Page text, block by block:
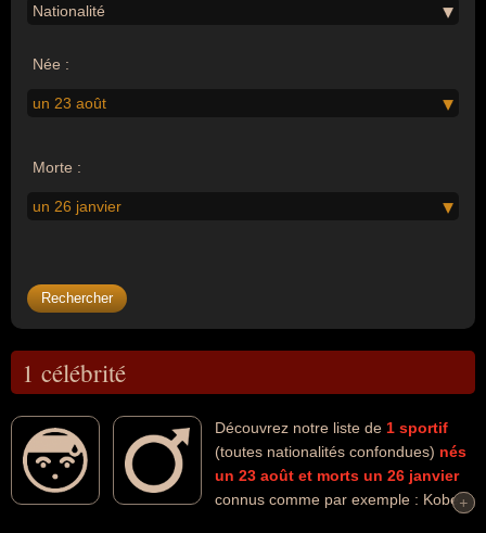
Nationalité
Née :
un 23 août
Morte :
un 26 janvier
1 célébrité
Découvrez notre liste de 1 sportif
(toutes nationalités confondues) nés
un 23 août et morts un 26 janvier
connus comme par exemple : Kobe+
+